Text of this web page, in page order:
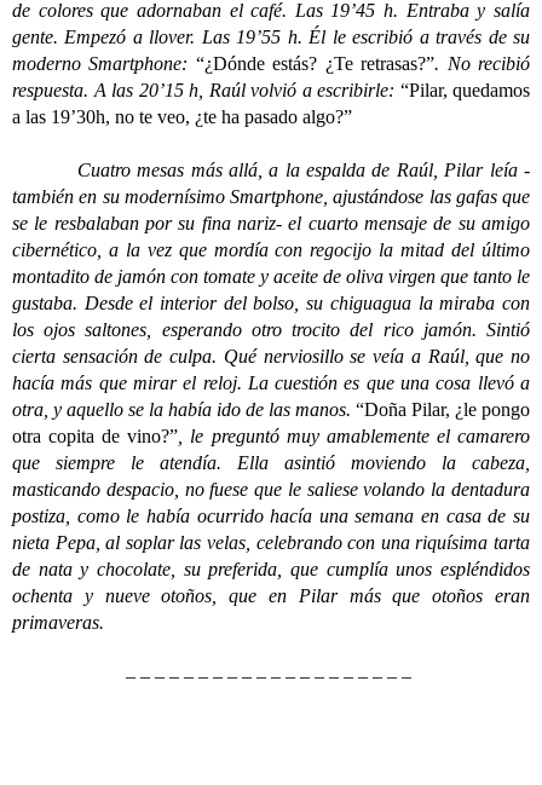
de colores que adornaban el café. Las 19’45 h. Entraba y salía
gente. Empezó a llover. Las 19’55 h. Él le escribió a través de su
moderno Smartphone: “¿Dónde estás? ¿Te retrasas?”. No recibió
respuesta. A las 20’15 h, Raúl volvió a escribirle: “Pilar, quedamos
a las 19’30h, no te veo, ¿te ha pasado algo?”
Cuatro mesas más allá, a la espalda de Raúl, Pilar leía -
también en su modernísimo Smartphone, ajustándose las gafas que
se le resbalaban por su fina nariz- el cuarto mensaje de su amigo
cibernético, a la vez que mordía con regocijo la mitad del último
montadito de jamón con tomate y aceite de oliva virgen que tanto le
gustaba. Desde el interior del bolso, su chiguagua la miraba con
los ojos saltones, esperando otro trocito del rico jamón. Sintió
cierta sensación de culpa. Qué nerviosillo se veía a Raúl, que no
hacía más que mirar el reloj. La cuestión es que una cosa llevó a
otra, y aquello se la había ido de las manos. “Doña Pilar, ¿le pongo
otra copita de vino?” , le preguntó muy amablemente el camarero
que siempre le atendía. Ella asintió moviendo la cabeza,
masticando despacio, no fuese que le saliese volando la dentadura
postiza, como le había ocurrido hacía una semana en casa de su
nieta Pepa, al soplar las velas, celebrando con una riquísima tarta
de nata y chocolate, su preferida, que cumplía unos espléndidos
ochenta y nueve otoños, que en Pilar más que otoños eran
primaveras.
– – – – – – – – – – – – – – – – – – – –